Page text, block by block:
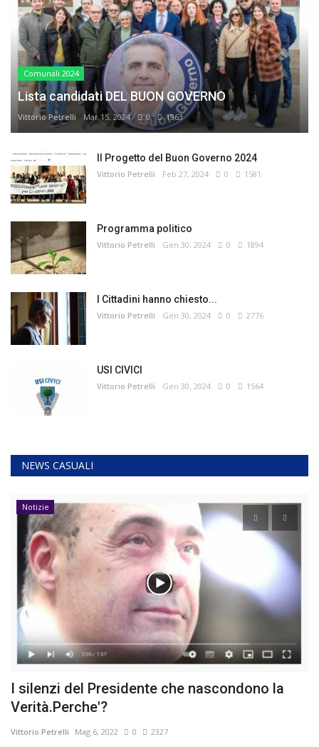
Comunali 2024
Lista candidati DEL BUON GOVERNO
Vittorio Petrelli Mar 15, 2024 0 1963
Il Progetto del Buon Governo 2024
Vittorio Petrelli Feb 27, 2024 0 1581
Programma politico
Vittorio Petrelli Gen 30, 2024 0 1894
I Cittadini hanno chiesto...
Vittorio Petrelli Gen 30, 2024 0 2776
USI CIVICI
Vittorio Petrelli Gen 30, 2024 0 1564
NEWS CASUALI
Notizie
I silenzi del Presidente che nascondono la
Verità.Perche'?
Vittorio Petrelli Mag 6, 2022 0 2327